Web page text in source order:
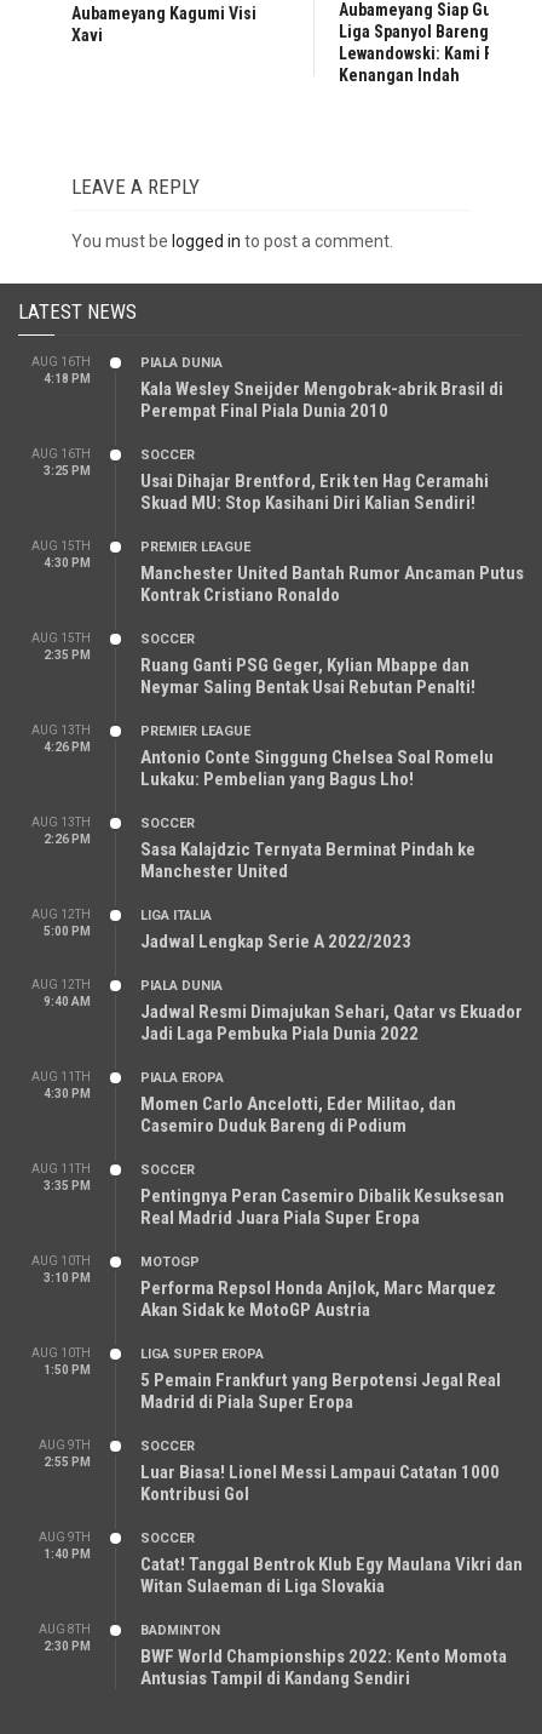
Aubameyang Kagumi Visi
Xavi
Aubameyang Siap Guncang
Liga Spanyol Bareng
Lewandowski: Kami Punya
Kenangan Indah
LEAVE A REPLY
You must be logged in to post a comment.
LATEST NEWS
AUG 16TH
4:18 PM
PIALA DUNIA
Kala Wesley Sneijder Mengobrak-abrik Brasil di
Perempat Final Piala Dunia 2010
AUG 16TH
3:25 PM
SOCCER
Usai Dihajar Brentford, Erik ten Hag Ceramahi
Skuad MU: Stop Kasihani Diri Kalian Sendiri!
AUG 15TH
4:30 PM
PREMIER LEAGUE
Manchester United Bantah Rumor Ancaman Putus
Kontrak Cristiano Ronaldo
AUG 15TH
2:35 PM
SOCCER
Ruang Ganti PSG Geger, Kylian Mbappe dan
Neymar Saling Bentak Usai Rebutan Penalti!
AUG 13TH
4:26 PM
PREMIER LEAGUE
Antonio Conte Singgung Chelsea Soal Romelu
Lukaku: Pembelian yang Bagus Lho!
AUG 13TH
2:26 PM
SOCCER
Sasa Kalajdzic Ternyata Berminat Pindah ke
Manchester United
AUG 12TH
5:00 PM
LIGA ITALIA
Jadwal Lengkap Serie A 2022/2023
AUG 12TH
9:40 AM
PIALA DUNIA
Jadwal Resmi Dimajukan Sehari, Qatar vs Ekuador
Jadi Laga Pembuka Piala Dunia 2022
AUG 11TH
4:30 PM
PIALA EROPA
Momen Carlo Ancelotti, Eder Militao, dan
Casemiro Duduk Bareng di Podium
AUG 11TH
3:35 PM
SOCCER
Pentingnya Peran Casemiro Dibalik Kesuksesan
Real Madrid Juara Piala Super Eropa
AUG 10TH
3:10 PM
MOTOGP
Performa Repsol Honda Anjlok, Marc Marquez
Akan Sidak ke MotoGP Austria
AUG 10TH
1:50 PM
LIGA SUPER EROPA
5 Pemain Frankfurt yang Berpotensi Jegal Real
Madrid di Piala Super Eropa
AUG 9TH
2:55 PM
SOCCER
Luar Biasa! Lionel Messi Lampaui Catatan 1000
Kontribusi Gol
AUG 9TH
1:40 PM
SOCCER
Catat! Tanggal Bentrok Klub Egy Maulana Vikri dan
Witan Sulaeman di Liga Slovakia
AUG 8TH
2:30 PM
BADMINTON
BWF World Championships 2022: Kento Momota
Antusias Tampil di Kandang Sendiri